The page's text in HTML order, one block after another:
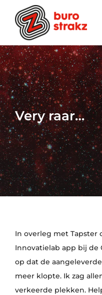
naar
inhoud
Very raar…
In overleg met Tapster
Innovatielab app bij de
op dat de
meer klopte. Ik zag
verkeerde plekken.